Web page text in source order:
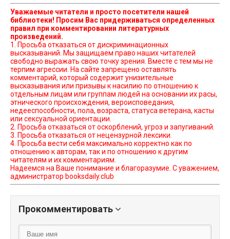
Уважаемые читатели и просто посетители нашей
библиотеки! Просим Вас придерживаться определенных
правил при комментировании литературных
произведений.
1. Просьба отказаться от дискриминационных
высказываний. Мы защищаем право наших читателей
свободно выражать свою точку зрения. Вместе с тем мы не
терпим агрессии. На сайте запрещено оставлять
комментарий, который содержит унизительные
высказывания или призывы к насилию по отношению к
отдельным лицам или группам людей на основании их расы,
этнического происхождения, вероисповедания,
недееспособности, пола, возраста, статуса ветерана, касты
или сексуальной ориентации.
2. Просьба отказаться от оскорблений, угроз и запугиваний.
3. Просьба отказаться от нецензурной лексики.
4. Просьба вести себя максимально корректно как по
отношению к авторам, так и по отношению к другим
читателям и их комментариям.
Надеемся на Ваше понимание и благоразумие. С уважением,
администратор booksdaily.club
Прокомментировать